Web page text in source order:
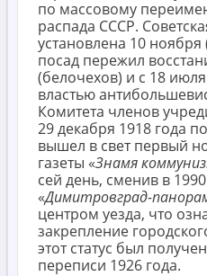
по массовому
распада СССР.
установлена 10 ноября
посад пережил
(белочехов) и с 18
властью
Комитета членов
29 декабря 1918 года
вышел в свет первый
газеты «Знамя
сей день, сменив в
«Димитровград-
центром уезда, что
закрепление
этот статус был
переписи 1926 года.